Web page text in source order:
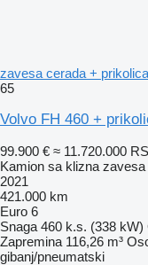
zavesa cerada +
65
Volvo FH 460 +
99.900 € ≈ 11.720.000
Kamion sa klizna
2021
421.000 km
Euro 6
Snaga 460 k.s. (338 kW)
Zapremina 116,26 m³
gibanj/pneumatski